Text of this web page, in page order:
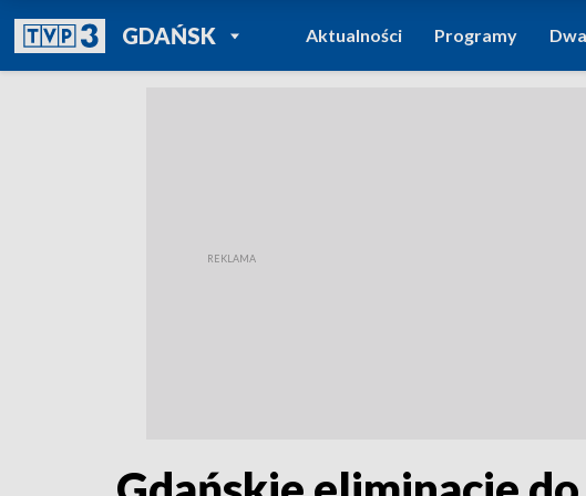
GDAŃSKPOWRÓT DO
TVP REGIONY
Aktualności Programy